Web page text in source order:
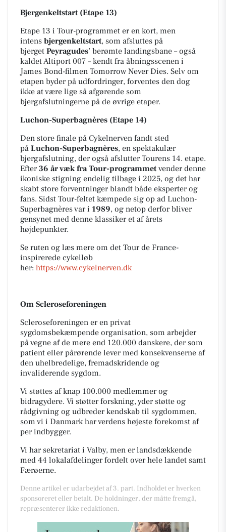
Bjergenkeltstart (Etape 13)
Etape 13 i Tour-programmet er en kort, men
intens bjergenkeltstart, som afsluttes på
bjerget Peyragudes’ berømte landingsbane – også
kaldet Altiport 007 – kendt fra åbningsscenen i
James Bond-filmen Tomorrow Never Dies. Selv om
etapen byder på udfordringer, forventes den dog
ikke at være lige så afgørende som
bjergafslutningerne på de øvrige etaper.
Luchon-Superbagnères (Etape 14)
Den store finale på Cykelnerven fandt sted
på Luchon-Superbagnères, en spektakulær
bjergafslutning, der også afslutter Tourens 14. etape.
Efter36 år væk fra Tour-programmetvender denne
ikoniske stigning endelig tilbage i 2025, og det har
skabt store forventninger blandt både eksperter og
fans. Sidst Tour-feltet kæmpede sig op ad Luchon-
Superbagnères var i 1989, og netop derfor bliver
gensynet med denne klassiker et af årets
højdepunkter.
Se ruten og læs mere om det Tour de France-
inspirerede cykelløb
her: https://www.cykelnerven.dk
Om Scleroseforeningen
Scleroseforeningen er en privat
sygdomsbekæmpende organisation, som arbejder
på vegne af de mere end 120.000 danskere, der som
patient eller pårørende lever med konsekvenserne af
den uhelbredelige, fremadskridende og
invaliderende sygdom.
Vi støttes af knap 100.000 medlemmer og
bidragydere. Vi støtter forskning, yder støtte og
rådgivning og udbreder kendskab til sygdommen,
som vi i Danmark har verdens højeste forekomst af
per indbygger.
Vi har sekretariat i Valby, men er landsdækkende
med 44 lokalafdelinger fordelt over hele landet samt
Færøerne.
Denne artikel er udarbejdet af 3. part. Indholdet er hverken
sponsoreret eller betalt. De holdninger, der måtte fremgå,
repræsenterer ikke redaktionen.